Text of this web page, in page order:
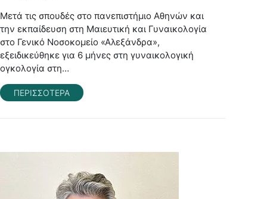
Μετά τις σπουδές στο πανεπιστήμιο Αθηνών και
την εκπαίδευση στη Μαιευτική και Γυναικολογία
στο Γενικό Νοσοκομείο «Αλεξάνδρα»,
εξειδικεύθηκε για 6 μήνες στη γυναικολογική
ογκολογία στη…
ΠΕΡΙΣΣΟΤΕΡΑ